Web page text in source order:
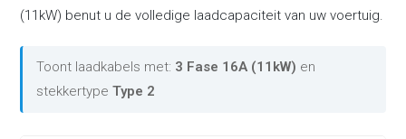
(11kW) benut u de volledige laadcapaciteit van uw voertuig.
Toont laadkabels met: 3 Fase 16A (11kW) en
stekkertypeType 2